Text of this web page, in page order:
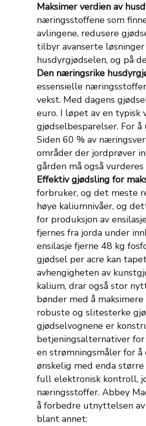
Maksimer verdien av
næringsstoffene som
avlingene, redusere
tilbyr avanserte
husdyrgjødselen, og på
Den næringsrike
essensielle
vekst. Med dagens
euro. I løpet av en
gjødselbesparelser. For
Siden 60 % av
områder der jordprøver
gården må også
Effektiv gjødsling for
forbruker, og det meste
høye kaliumnivåer, og
for produksjon av
fjernes fra jorda under
ensilasje fjerne 48 kg
gjødsel per acre kan
avhengigheten av
kalium, drar også stor
bønder med å
robuste og slitesterke
gjødselvognene er
betjeningsalternativer
en strømningsmåler for
ønskelig med enda
full elektronisk kontroll,
næringsstoffer. Abbey
å forbedre utnyttelsen
blant annet: